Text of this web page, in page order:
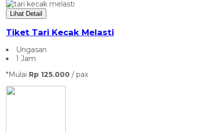
Lihat Detail
Tiket Tari Kecak Melasti
Ungasan
1 Jam
*Mulai Rp 125.000 / pax